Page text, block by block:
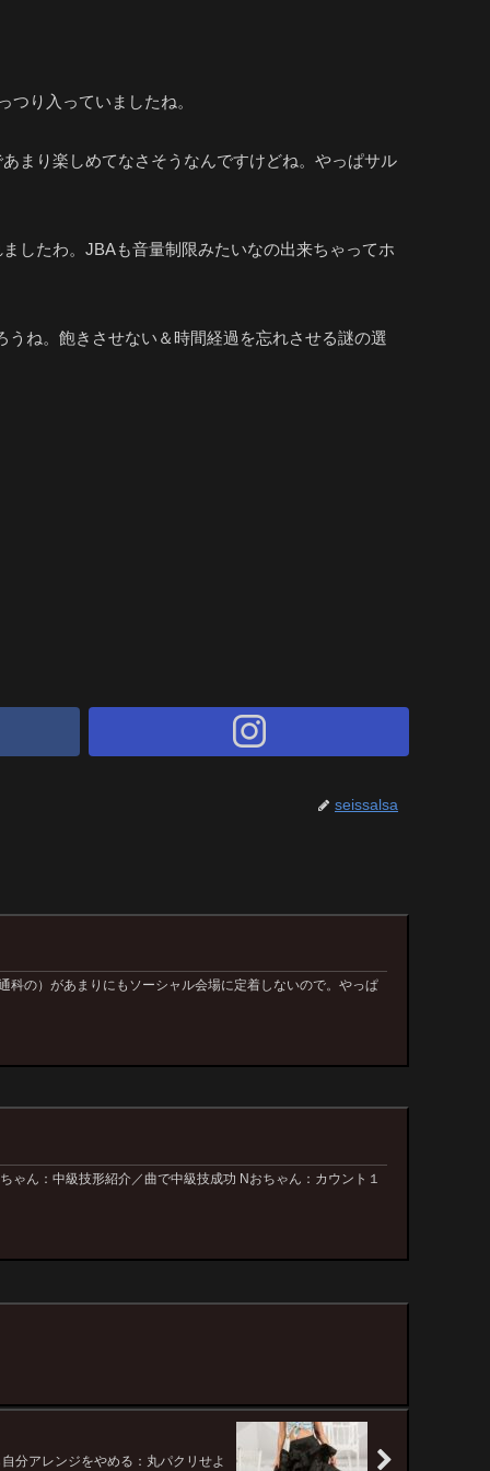
り入っていましたね。
まり楽しめてなさそうなんですけどね。やっぱサル
したわ。JBAも音量制限みたいなの出来ちゃってホ
ね。飽きさせない＆時間経過を忘れさせる謎の選
seissalsa
の）があまりにもソーシャル会場に定着しないので。やっぱ
ゃん：中級技形紹介／曲で中級技成功 Nおちゃん：カウント１
分アレンジをやめる：丸パクリせよ